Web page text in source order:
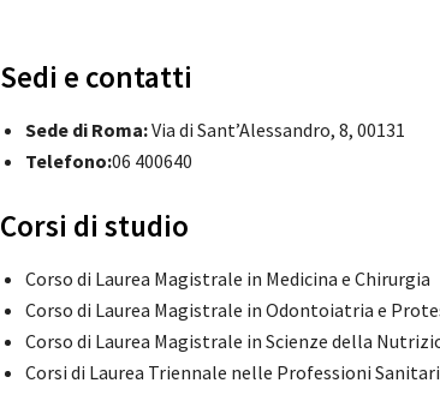
Sedi e contatti
Sede di Roma:Via di Sant’Alessandro, 8, 00131
Telefono:06 400640
Corsi di studio
Corso di Laurea Magistrale in Medicina e Chirurgia
Corso di Laurea Magistrale in Odontoiatria e
Corso di Laurea Magistrale in Scienze della
Corsi di Laurea Triennale nelle Professioni